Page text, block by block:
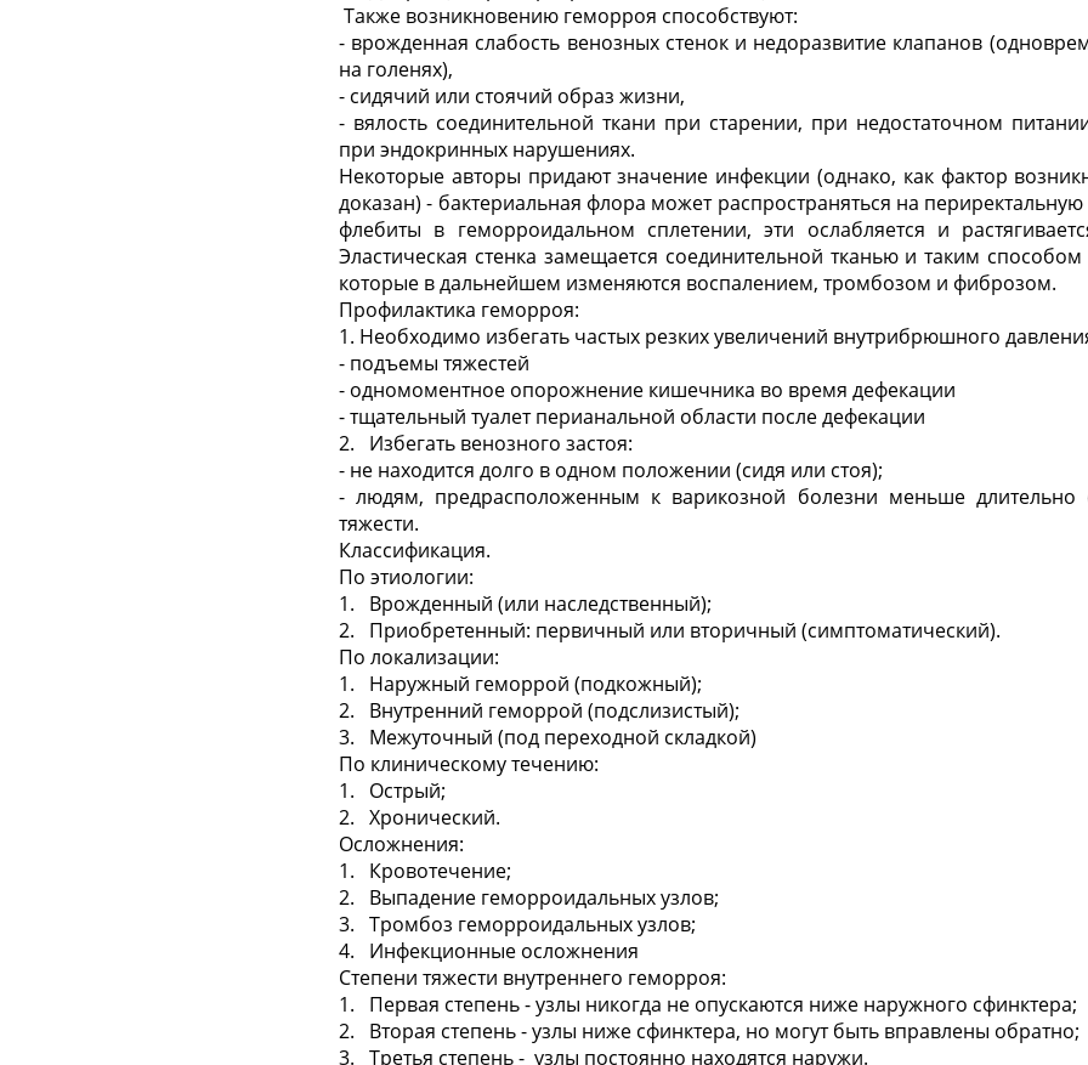
Также возникновению геморроя способствуют:
- врожденная слабость венозных стенок и недоразвитие клапанов
на голенях),
- сидячий или стоячий образ жизни,
- вялость соединительной ткани при старении, при недостаточном
при эндокринных нарушениях.
Некоторые авторы придают значение инфекции (однако, как фактор
доказан) - бактериальная флора может распространяться на периректальную
флебиты в геморроидальном сплетении, эти ослабляется и
Эластическая стенка замещается соединительной тканью и таким
которые в дальнейшем изменяются воспалением, тромбозом и фиброзом.
Профилактика геморроя:
1. Необходимо избегать частых резких увеличений внутрибрюшного
- подъемы тяжестей
- одномоментное опорожнение кишечника во время дефекации
- тщательный туалет перианальной области после дефекации
2. Избегать венозного застоя:
- не находится долго в одном положении (сидя или стоя);
- людям, предрасположенным к варикозной болезни меньше длительно
тяжести.
Классификация.
По этиологии:
1. Врожденный (или наследственный);
2. Приобретенный: первичный или вторичный (симптоматический).
По локализации:
1. Наружный геморрой (подкожный);
2. Внутренний геморрой (подслизистый);
3. Межуточный (под переходной складкой)
По клиническому течению:
1. Острый;
2. Хронический.
Осложнения:
1. Кровотечение;
2. Выпадение геморроидальных узлов;
3. Тромбоз геморроидальных узлов;
4. Инфекционные осложнения
Степени тяжести внутреннего геморроя:
1. Первая степень - узлы никогда не опускаются ниже наружного сфинктера;
2. Вторая степень - узлы ниже сфинктера, но могут быть вправлены обратно;
3. Третья степень - узлы постоянно находятся наружи.